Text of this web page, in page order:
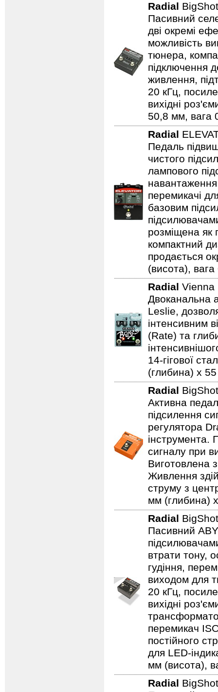
Radial
Пасивний
дві окремі
можливість
тюнера,
підключення
живлення,
20 кГц,
вихідні
50,8 мм, вага
Radial
Педаль
чистого
лампового
перемикачі
базовим
розміщена як
компактний
продається
(висота), вага
Radial
Двоканальна
Leslie,
інтенсивним
(Rate) та
14-гігової
(глибина) x
Radial
Активна
підсилення
регулятора
інструмента.
сигналу при
Виготовлена з
Живлення
струму з
мм (глибина)
Radial
Пасивний
втрати тону,
гудіння,
виходом для
20 кГц,
вихідні
перемикач
постійного
для LED-
мм (висота),
Radial